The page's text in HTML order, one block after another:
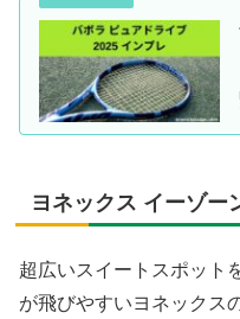
ヨネックス イーゾー
超広いスイートスポット
が飛びやすいヨネックス